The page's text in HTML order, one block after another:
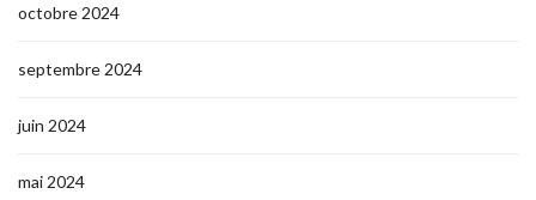
octobre 2024
septembre 2024
juin 2024
mai 2024